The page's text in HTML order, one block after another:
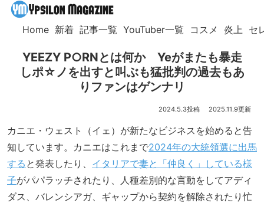
Home 新着 記事一覧 YouTuber一覧 コスメ 炎上 セ
YEEZY P○RNとは何か Yeがまたも暴走
しポ☆ノを出すと叫ぶも猛批判の過去もあ
りファンはゲンナリ
2024.5.3 2025.11.9
カニエ・ウェスト（イェ）が新たなビジネスを始めると告
知しています。カニエはこれまで2024年の大統領選に出馬
する と発表したり、 イタリアで妻と「仲良く」している様
子がパパラッチされたり、人種差別的な言動をしてアディ
ダス、バレンシアガ、ギャップから契約を解除されたり忙